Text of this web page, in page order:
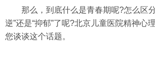
那么，到底什么是青春期呢?怎么区
逆”还是“抑郁”了呢?北京儿童医院精神心
您谈谈这个话题。